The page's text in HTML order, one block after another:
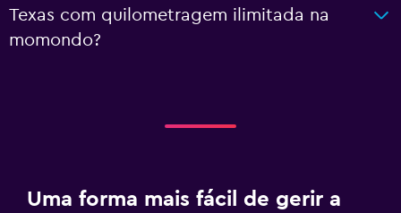
Texas com quilometragem ilimitada na
momondo?
Uma forma mais fácil de gerir a